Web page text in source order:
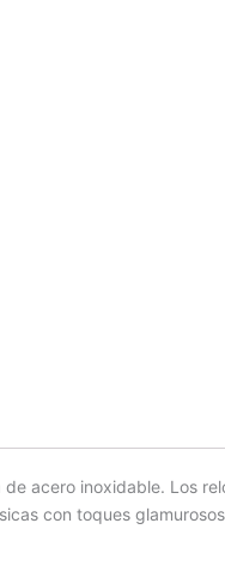
acero inoxidable. Los
con toques